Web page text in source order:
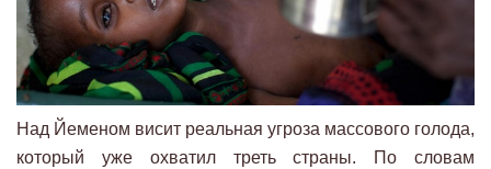
Над Йеменом висит реальная угроза массового голода,
который уже охватил треть страны. По словам